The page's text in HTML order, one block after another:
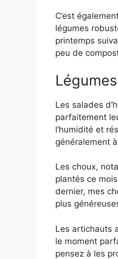
C’est
légumes
printemps
peu de
Les salades
parfaitement
l’humidité et
généralement
Les choux,
plantés ce
dernier, mes
plus
Les artichauts
le moment
pensez à les